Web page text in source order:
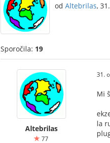
od Altebrilas,
Sporočila: 19
Altebrilas
77
31.
Mi
la